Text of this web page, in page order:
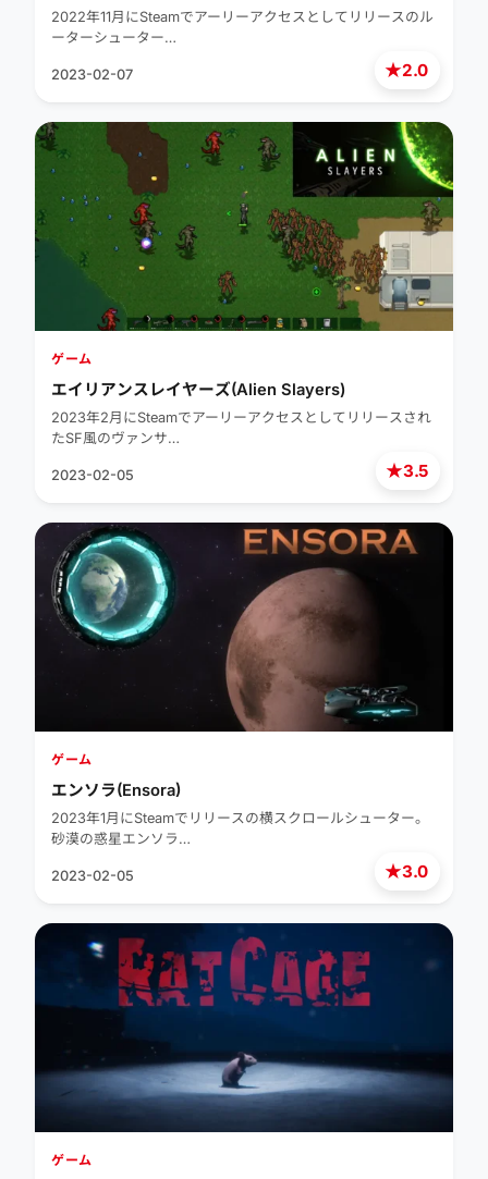
★2.0
2022年11月にSteamでアーリーアクセスとしてリリースのル
ーターシューター…
2023-02-07
★3.5
ゲーム
エイリアンスレイヤーズ(Alien Slayers)
2023年2月にSteamでアーリーアクセスとしてリリースされ
たSF風のヴァンサ…
2023-02-05
★3.0
ゲーム
エンソラ(Ensora)
2023年1月にSteamでリリースの横スクロールシューター。
砂漠の惑星エンソラ…
2023-02-05
ゲーム